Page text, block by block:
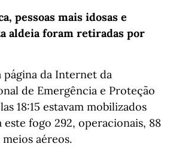
pessoas mais idosas e
aldeia foram retiradas por
página da Internet da
de Emergência e Proteção
18:15 estavam mobilizados
este fogo 292, operacionais, 88
aéreos.